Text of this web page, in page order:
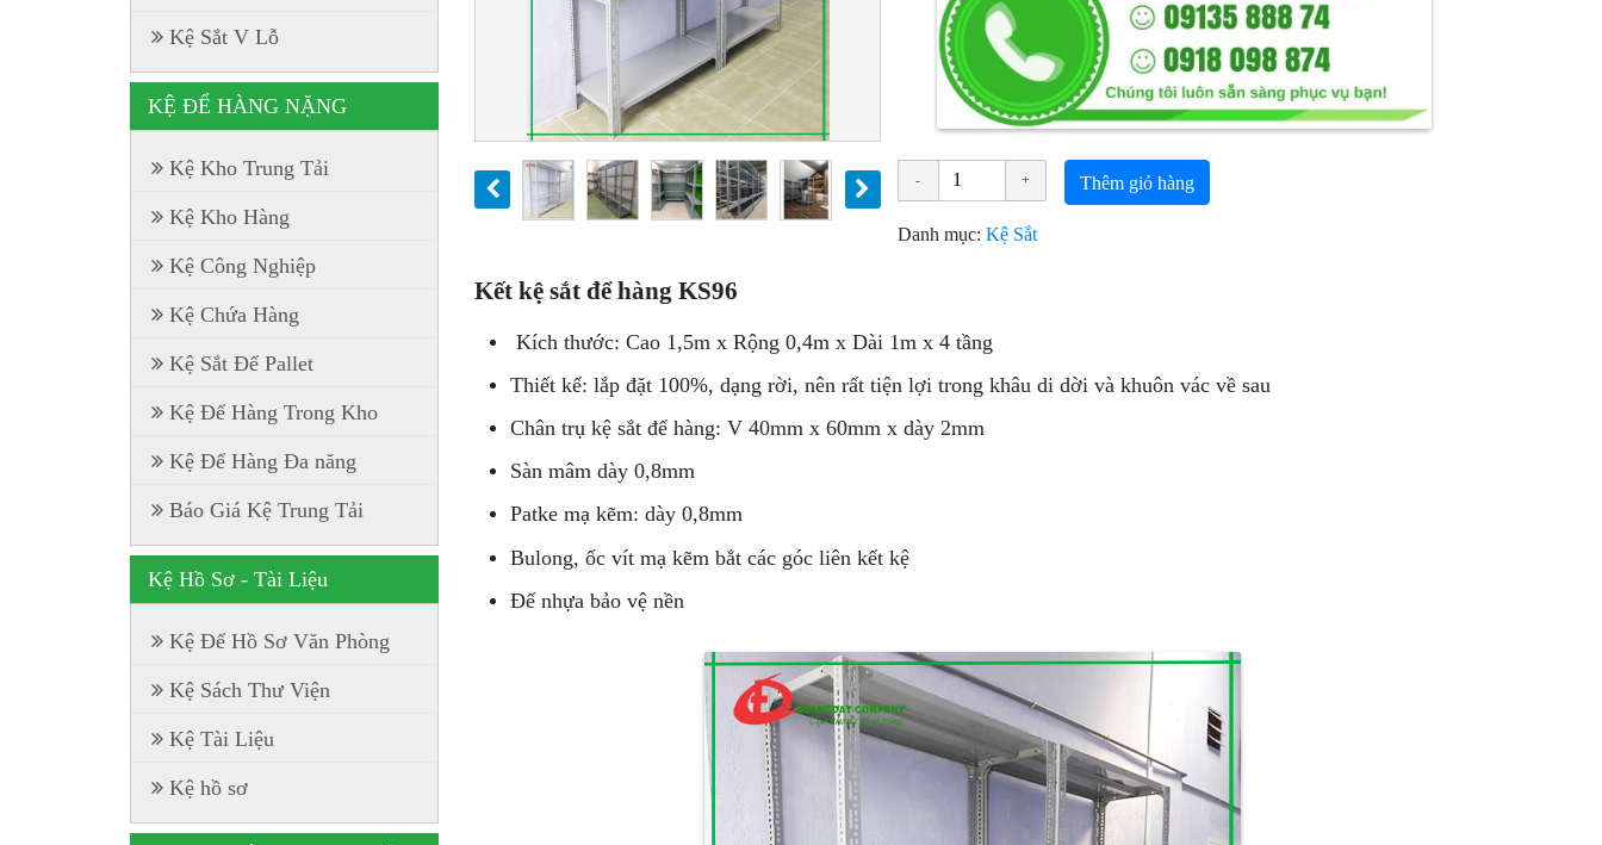
Thêm giỏ hàng
Danh mục: Kệ Sắt
Kết kệ sắt để hàng KS96
Kích thước: Cao 1,5m x Rộng 0,4m x Dài 1m x 4 tầng
Thiết kế: lắp đặt 100%, dạng rời, nên rất tiện lợi trong khâu di dời và khuôn vác về sau
Chân trụ kệ sắt để hàng: V 40mm x 60mm x dày 2mm
Sàn mâm dày 0,8mm
Patke mạ kẽm: dày 0,8mm
Bulong, ốc vít mạ kẽm bắt các góc liên kết kệ
Đế nhựa bảo vệ nền
Kệ Sắt V Lỗ
KỆ ĐỂ HÀNG NẶNG
Kệ Kho Trung Tải
Kệ Kho Hàng
Kệ Công Nghiệp
Kệ Chứa Hàng
Kệ Sắt Để Pallet
Kệ Để Hàng Trong Kho
Kệ Để Hàng Đa năng
Báo Giá Kệ Trung Tải
Kệ Hồ Sơ - Tài Liệu
Kệ Để Hồ Sơ Văn Phòng
Kệ Sách Thư Viện
Kệ Tài Liệu
Kệ hồ sơ